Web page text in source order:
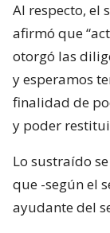
Al respecto, el
afirmó que
otorgó las
y esperamos
finalidad de
y poder
Lo sustraído
que -según el
ayudante del